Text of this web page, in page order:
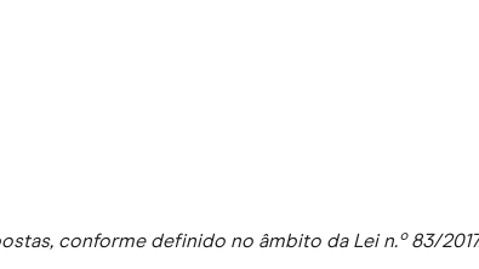
conforme definido no âmbito da Lei n.º 83/